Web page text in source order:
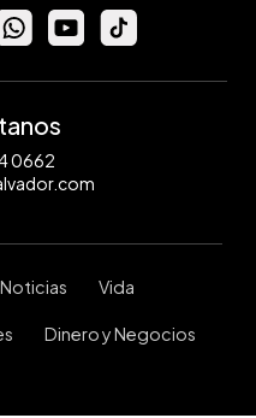
0662
Noticias Vida
Dinero y Negocios